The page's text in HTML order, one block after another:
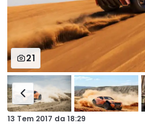
21
13 Tem 2017 da 18:29